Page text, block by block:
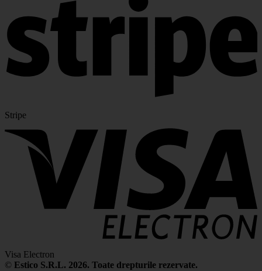
Stripe
Visa Electron
© Estico S.R.L. 2026. Toate drepturile rezervate.